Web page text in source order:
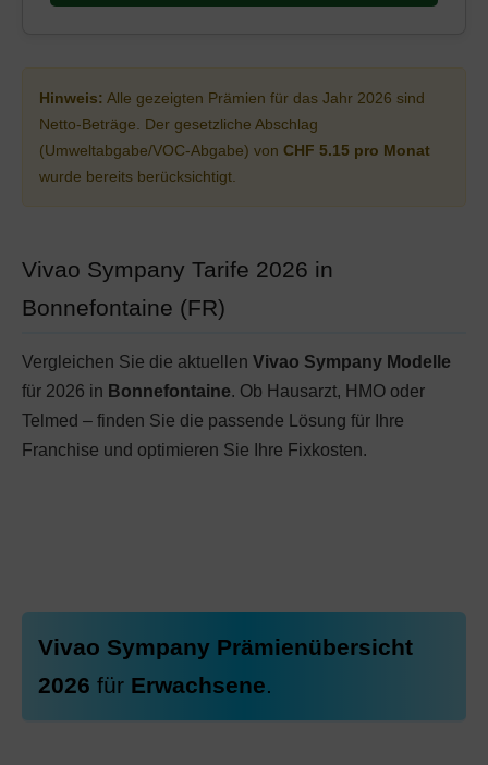
Hinweis: Alle gezeigten Prämien für das Jahr 2026 sind
Netto-Beträge. Der gesetzliche Abschlag
(Umweltabgabe/VOC-Abgabe) von CHF 5.15 pro Monat
wurde bereits berücksichtigt.
Vivao Sympany Tarife 2026 in
Bonnefontaine (FR)
Vergleichen Sie die aktuellen Vivao Sympany Modelle
für 2026 in Bonnefontaine. Ob Hausarzt, HMO oder
Telmed – finden Sie die passende Lösung für Ihre
Franchise und optimieren Sie Ihre Fixkosten.
Vivao Sympany Prämienübersicht
2026 für Erwachsene.